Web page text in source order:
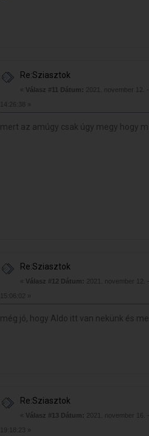
Re:Sziasztok
« Válasz #11 Dátum:
2021. november 12. -
14:26:38 »
mert az amúgy csak úgy megy hogy
Re:Sziasztok
« Válasz #12 Dátum:
2021. november 12. -
15:06:02 »
még jó, hogy Aldo itt van nekünk és
Re:Sziasztok
« Válasz #13 Dátum:
2021. november 16. -
19:18:23 »